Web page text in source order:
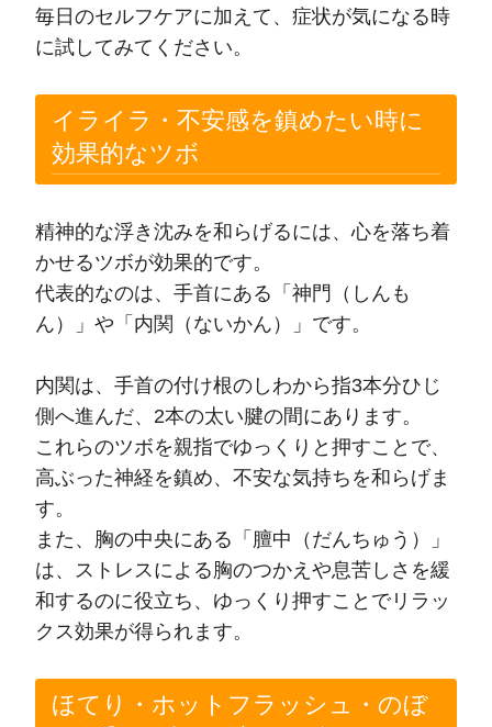
毎日のセルフケアに加えて、症状が気になる時
に試してみてください。
イライラ・不安感を鎮めたい時に
効果的なツボ
精神的な浮き沈みを和らげるには、心を落ち着
かせるツボが効果的です。
代表的なのは、手首にある「神門（しんも
ん）」や「内関（ないかん）」です。
内関は、手首の付け根のしわから指3本分ひじ
側へ進んだ、2本の太い腱の間にあります。
これらのツボを親指でゆっくりと押すことで、
高ぶった神経を鎮め、不安な気持ちを和らげま
す。
また、胸の中央にある「膻中（だんちゅう）」
は、ストレスによる胸のつかえや息苦しさを緩
和するのに役立ち、ゆっくり押すことでリラッ
クス効果が得られます。
ほてり・ホットフラッシュ・のぼ